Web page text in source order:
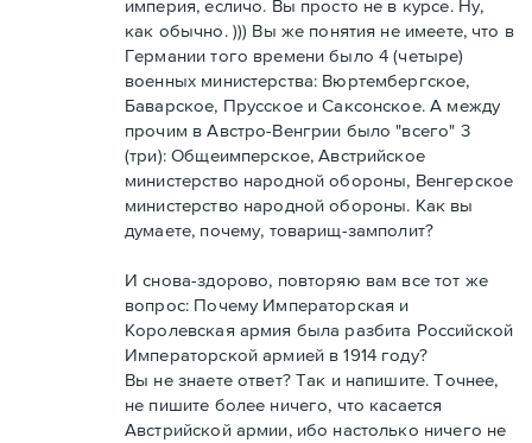
империя, есличо. Вы просто не в курсе. Ну,
как обычно. ))) Вы же понятия не имеете, что в
Германии того времени было 4 (четыре)
военных министерства: Вюртембергское,
Баварское, Прусское и Саксонское. А между
прочим в Австро-Венгрии было "всего" 3
(три): Общеимперское, Австрийское
министерство народной обороны, Венгерское
министерство народной обороны. Как вы
думаете, почему, товарищ-замполит?
И снова-здорово, повторяю вам все тот же
вопрос: Почему Императорская и
Королевская армия была разбита Российской
Императорской армией в 1914 году?
Вы не знаете ответ? Так и напишите. Точнее,
не пишите более ничего, что касается
Австрийской армии, ибо настолько ничего не